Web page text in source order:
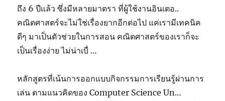
ถึง 6 ปีแล้ว ซึ่งมีหลายมาตรา ที่ผู้ใช้งานอินเตอ..
คณิตศาสตร์จะไม่ใช่เรื่องยากอีกต่อไป แค่เรามีเทคนิค
ดีๆ มาเป็นตัวช่วยในการสอน คณิตศาสตร์ของเราก็จะ
เป็นเรื่องง่าย ไม่น่าเบื่ …
หลักสูตรที่เน้นการออกแบบกิจกรรมการเรียนรู้ผ่านการ
เล่น ตามแนวคิดของ Computer Science Un…